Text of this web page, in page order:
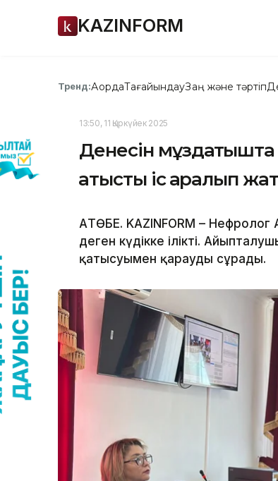
KAZINFORM
Тренд:АқордаТағайындауЗаң және тәртіп
13:50, 11 Қыркүйек 2025
Денесін мұздатқышта
қатысты іс қаралып
АҚТӨБЕ. KAZINFORM – Нефролог
деген күдікке ілікті.
қатысуымен қарауды сұрады.